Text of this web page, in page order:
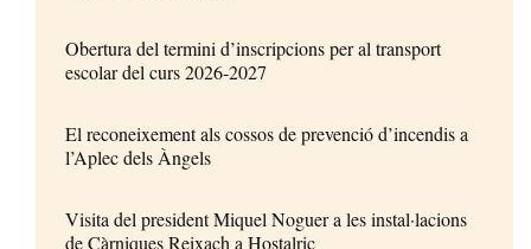
Obertura del termini d’inscripcions per al transport
escolar del curs 2026-2027
El reconeixement als cossos de prevenció d’incendis a
l’Aplec dels Àngels
Visita del president Miquel Noguer a les instal·lacions
de Càrniques Reixach a Hostalric